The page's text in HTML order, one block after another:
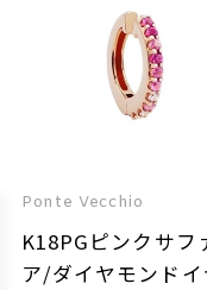
Ponte Vecchio
K18PGピンクサフ
ア/ダイヤモンドイ